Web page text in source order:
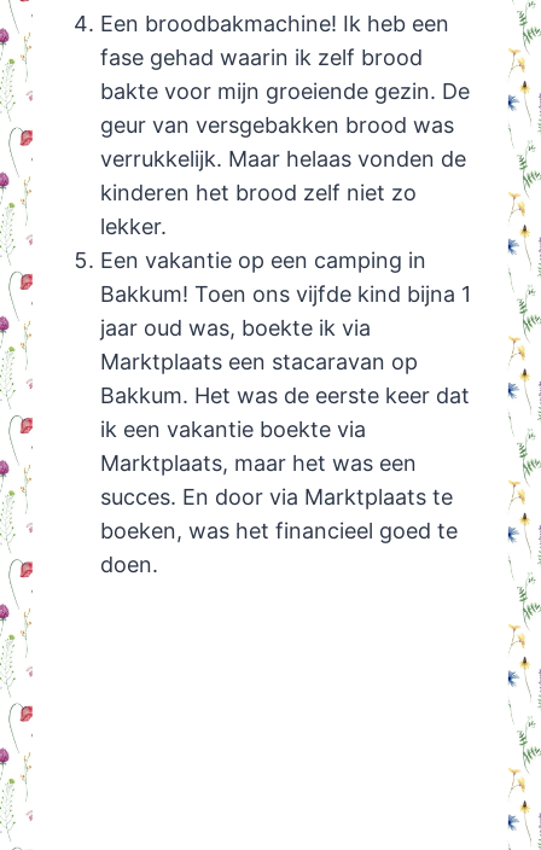
Een broodbakmachine! Ik heb een
fase gehad waarin ik zelf brood
bakte voor mijn groeiende gezin. De
geur van versgebakken brood was
verrukkelijk. Maar helaas vonden de
kinderen het brood zelf niet zo
lekker.
Een vakantie op een camping in
Bakkum! Toen ons vijfde kind bijna 1
jaar oud was, boekte ik via
Marktplaats een stacaravan op
Bakkum. Het was de eerste keer dat
ik een vakantie boekte via
Marktplaats, maar het was een
succes. En door via Marktplaats te
boeken, was het financieel goed te
doen.